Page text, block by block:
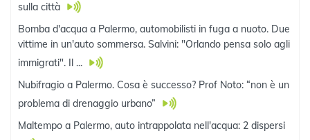
sulla città
Bomba d'acqua a Palermo, automobilisti in fuga a nuoto. Due
vittime in un'auto sommersa. Salvini: "Orlando pensa solo agli
immigrati". Il ...
Nubifragio a Palermo. Cosa è successo? Prof Noto: “non è un
problema di drenaggio urbano”
Maltempo a Palermo, auto intrappolata nell'acqua: 2 dispersi